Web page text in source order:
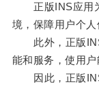
正版INS应用为
境，保障用户个人
此外，正版INS
能和服务，使用户
因此，正版INS